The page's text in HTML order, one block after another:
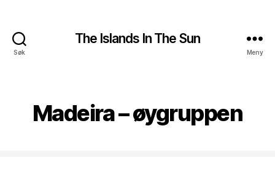
Søk
The Islands In The Sun
Meny
Madeira – øygruppen